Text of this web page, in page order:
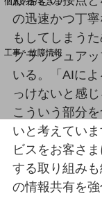
NTTドコモ
OCNなど
工事・故障情報
お客さまサポートサイト
SDPFナレッジセンタ
NTTドコモ 通信障害
の迅速かつ丁
もしてしまう
ブラッシュア
いる。「AIに
っけないと感
こういう部分
いと考えてい
ビスをお客さ
する取り組み
の情報共有を